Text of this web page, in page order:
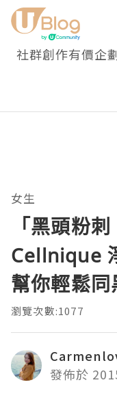
社群創作有價企
女生
「黑頭粉
Cellnique
幫你輕鬆
瀏覽次數:1077
發佈於